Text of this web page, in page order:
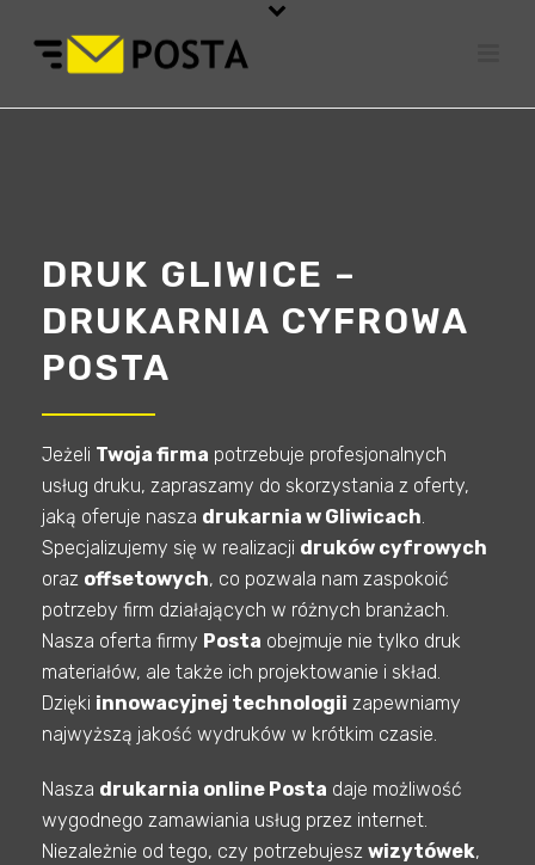
DRUK GLIWICE –
DRUKARNIA CYFROWA
POSTA
Jeżeli Twoja firma potrzebuje profesjonalnych
usług druku, zapraszamy do skorzystania z oferty,
jaką oferuje nasza drukarnia w Gliwicach.
Specjalizujemy się w realizacji druków cyfrowych
oraz offsetowych, co pozwala nam zaspokoić
potrzeby firm działających w różnych branżach.
Nasza oferta firmy Posta obejmuje nie tylko druk
materiałów, ale także ich projektowanie i skład.
Dzięki innowacyjnej technologii zapewniamy
najwyższą jakość wydruków w krótkim czasie.
Nasza drukarnia online Posta daje możliwość
wygodnego zamawiania usług przez internet.
Niezależnie od tego, czy potrzebujesz wizytówek,